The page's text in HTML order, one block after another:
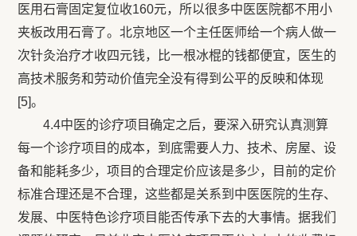
医用石膏固定复位收160元，所以很多中医医院都不用小
夹板改用石膏了。北京地区一个主任医师给一个病人做一
次针灸治疗才收四元钱，比一根冰棍的钱都便宜，医生的
高技术服务和劳动价值完全没有得到公平的反映和体现
[5]。
4.4中医的诊疗项目确定之后，要深入研究认真测算
每一个诊疗项目的成本，到底需要人力、技术、房屋、设
备和能耗多少，项目的合理定价应该是多少，目前的定价
标准合理还是不合理，这些都是关系到中医医院的生存、
发展、中医特色诊疗项目能否传承下去的大事情。据我们